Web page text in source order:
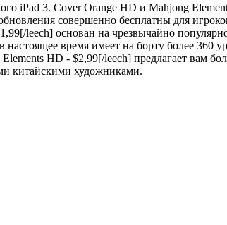
iPad 3. Cover Orange HD и Mahjong
совершенно бесплатны для
leech] основан на чрезвычайно
время имеет на борту более 360
HD - $2,99[/leech] предлагает вам
китайскими художниками.